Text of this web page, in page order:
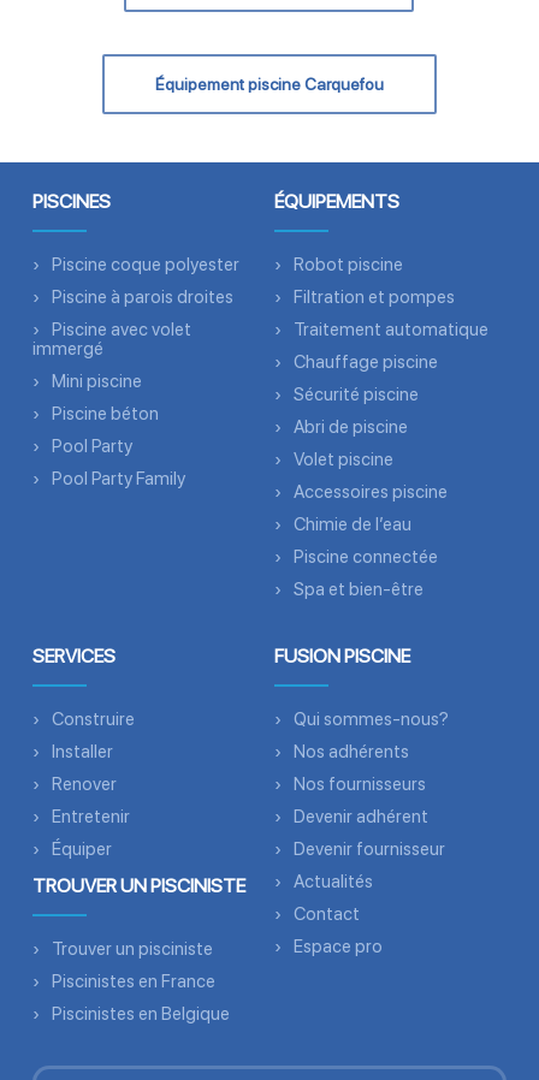
Équipement piscine Carquefou
PISCINES
Piscine coque polyester
Piscine à parois droites
Piscine avec volet
immergé
Mini piscine
Piscine béton
Pool Party
Pool Party Family
ÉQUIPEMENTS
Robot piscine
Filtration et pompes
Traitement automatique
Chauffage piscine
Sécurité piscine
Abri de piscine
Volet piscine
Accessoires piscine
Chimie de l’eau
Piscine connectée
Spa et bien-être
SERVICES
Construire
Installer
Renover
Entretenir
Équiper
TROUVER UN PISCINISTE
Trouver un pisciniste
Piscinistes en France
Piscinistes en Belgique
FUSION PISCINE
Qui sommes-nous?
Nos adhérents
Nos fournisseurs
Devenir adhérent
Devenir fournisseur
Actualités
Contact
Espace pro